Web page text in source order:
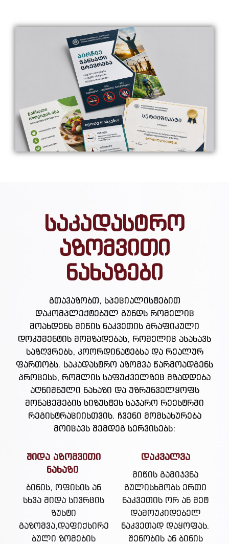
საკადასტრო
აზომვითი
ნახაზები
გთავაზობთ, სპეციალისტებით
დაკომპლექტებულ გუნდს რომელიც
მოახდენს მიწის ნაკვეთის გრაფიკული
დოკუმენტის მომზადებას, რომელიც ასახავს
საზღვრებს, კოორდინატებსა და რეალურ
ფართობს. საკადასტრო აზომვა წარმოადგენს
პროცესს, რომლის საფუძველზეც მზადდება
აღნიშნული ნახაზი და უზრუნველყოფს
მონაცემების სიზუსტეს საჯარო რეესტრში
რეგისტრაციისთვის. ჩვენი მომსახურება
მოიცავს შემდეგ სერვისებს:
შიდა აზომვითი
ნახაზი
ბინის, ოფისის ან
სხვა შიდა სივრცის
ზუსტი
გაზომვა,დაფიქსირე
ბული ზომების
დაკვალვა
მიწის გამიჯვნა
გულისხმობს ერთი
ნაკვეთის ორ ან მეტ
დამოუკიდებელ
ნაკვეთად დაყოფას.
შენობის ან ბინის